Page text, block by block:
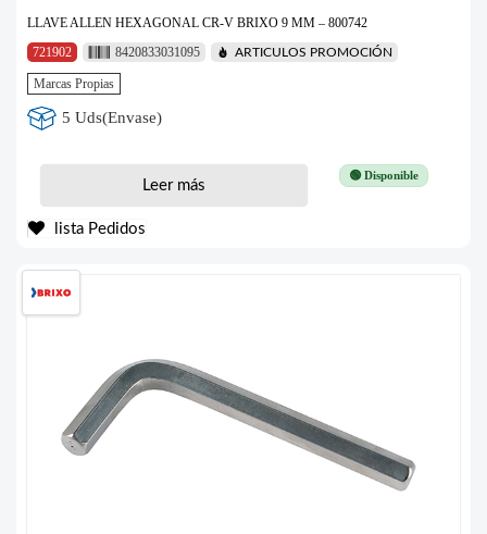
LLAVE ALLEN HEXAGONAL CR-V BRIXO 9 MM – 800742
721902
8420833031095 ARTICULOS PROMOCIÓN
Marcas Propias
5 Uds(Envase)
🟢 Disponible
Leer más
lista Pedidos